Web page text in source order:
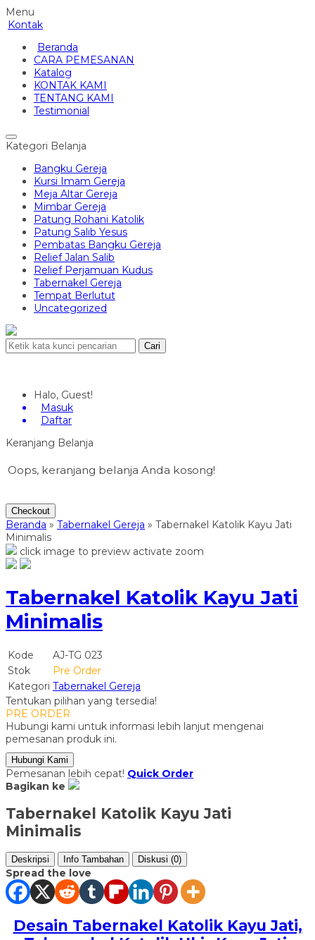
Menu
Kontak
Beranda
CARA PEMESANAN
Katalog
KONTAK KAMI
TENTANG KAMI
Testimonial
Kategori Belanja
Bangku Gereja
Kursi Imam Gereja
Meja Altar Gereja
Mimbar Gereja
Patung Rohani Katolik
Patung Salib Yesus
Pembatas Bangku Gereja
Relief Jalan Salib
Relief Perjamuan Kudus
Tabernakel Gereja
Tempat Berlutut
Uncategorized
Cari
Halo, Guest!
Masuk
Daftar
Keranjang Belanja
Oops, keranjang belanja Anda kosong!
Checkout
Beranda » Tabernakel Gereja » Tabernakel Katolik Kayu Jati
Minimalis
click image to preview activate zoom
Tabernakel Katolik Kayu Jati
Minimalis
Kode
AJ-TG 023
Stok
Pre Order
Kategori Tabernakel Gereja
Tentukan pilihan yang tersedia!
PRE ORDER
Hubungi kami untuk informasi lebih lanjut mengenai
pemesanan produk ini.
Hubungi Kami
Pemesanan lebih cepat! Quick Order
Bagikan ke
Tabernakel Katolik Kayu Jati
Minimalis
Deskripsi Info Tambahan Diskusi (0)
Spread the love
Desain Tabernakel Katolik Kayu Jati,